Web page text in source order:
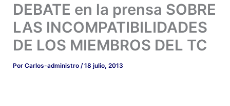
DEBATE en la prensa SOBRE
LAS INCOMPATIBILIDADES
DE LOS MIEMBROS DEL TC
PorCarlos-administro/18 julio, 2013